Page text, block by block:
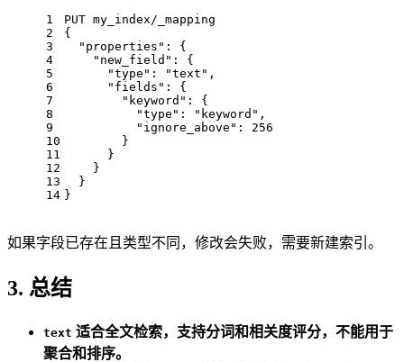
1
2
3
4
5
6
7
8
9
10
11
12
13
14
PUT my_index/_mapping
{
"properties" :
{
"new_field" :
{
"type" : "text" ,
"fields" :
{
"keyword" :
{
"type" : "keyword" ,
"ignore_above" :
256
}
}
}
}
}
如果字段已存在且类型不同，修改会失败，需要新建索引。
3. 总结
text 适合全文检索，支持分词和相关度评分，不能用于
聚合和排序。